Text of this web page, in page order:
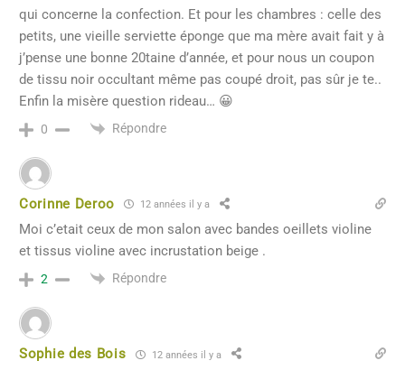
qui concerne la confection. Et pour les chambres : celle des
petits, une vieille serviette éponge que ma mère avait fait y à
j’pense une bonne 20taine d’année, et pour nous un coupon
de tissu noir occultant même pas coupé droit, pas sûr je te..
Enfin la misère question rideau… 😀
0 Répondre
Corinne Deroo 12 années il y a
Moi c’etait ceux de mon salon avec bandes oeillets violine
et tissus violine avec incrustation beige .
2 Répondre
Sophie des Bois 12 années il y a